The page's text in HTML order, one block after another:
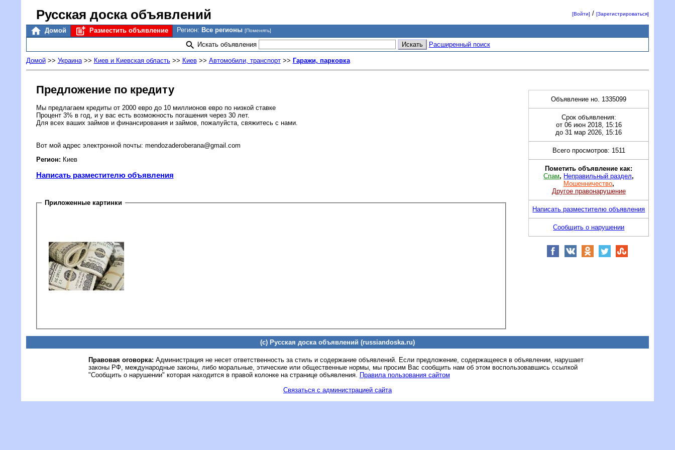
Русская доска объявлений [Войти] /[Зарегистрироваться]
Домой Разместить объявление Регион: Все регионы [Поменять]
Искать объявления Расширенный поиск
Домой>> Украина>> Киев и Киевская область>> Киев>> Автомобили, транспорт>> Гаражи, парковка
Предложение по кредиту
Мы предлагаем кредиты от 2000 евро до 10 миллионов евро по низкой ставке
Процент 3% в год, и у вас есть возможность погашения через 30 лет.
Для всех ваших займов и финансирования и займов, пожалуйста, свяжитесь с нами.
Вот мой адрес электронной почты: mendozaderoberana@gmail.com
Регион: Киев
Написать разместителю объявления
Приложенные картинки
Объявление но. 1335099
Срок объявления:
от 06 июн 2018, 15:16
до 31 мар 2026, 15:16
Всего просмотров: 1511
Пометить объявление как:
Спам, Неправильный раздел,
Мошенничество,
Другое правонарушение
Написать разместителю объявления
Сообщить о нарушении
(c) Русская доска объявлений (russiandoska.ru)
Правовая оговорка: Администрация не несет ответственность за стиль и содержание объявлений. Если предложение, содержащееся в объявлении, нарушает
законы РФ, международные законы, либо моральные, этические или общественные нормы, мы просим Вас сообщить нам об этом воспользовавшись ссылкой
"Сообщить о нарушении" которая находится в правой колонке на странице объявления. Правила пользования сайтом
Связаться с администрацией сайта